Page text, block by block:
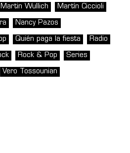
Martin Wullich Martín Ciccioli
Nancy Pazos
Quién paga la fiesta Radio
Rock & Pop Series
Vero Tossounian